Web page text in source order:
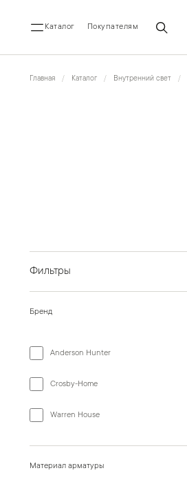
Каталог Покупателям
Главная Каталог Внутренний свет
Фильтры
Бренд
Anderson Hunter
Crosby-Home
Warren House
Материал арматуры